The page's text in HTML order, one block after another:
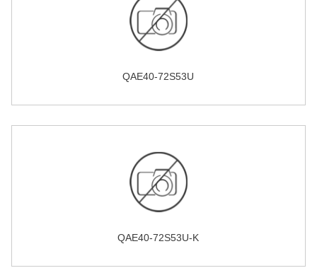
QAE40-72S53U
QAE40-72S53U-K